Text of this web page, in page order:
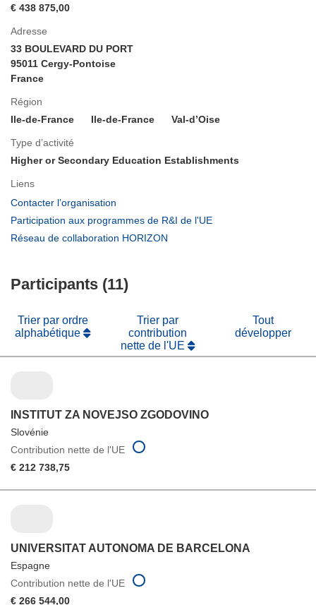
Adresse
33 BOULEVARD DU PORT
95011 Cergy-Pontoise
France
Région
Ile-de-France
Ile-de-France Val-d’Oise
Type d’activité
Higher or Secondary Education Establishments
Liens
Contacter l’organisation
dans
une
Participation aux programmes de R&I de l'UE
Réseau de collaboration HORIZON
€ 438 875,00
Participants (11)
Trier par ordre
alphabétique
Trier par
contribution
nette de l'UE
Tout
développer
INSTITUT ZA NOVEJSO ZGODOVINO
Slovénie
Contribution nette de l'UE
€ 212 738,75
UNIVERSITAT AUTONOMA DE BARCELONA
Espagne
Contribution nette de l'UE
€ 266 544,00